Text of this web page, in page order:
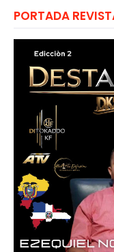
PORTADA